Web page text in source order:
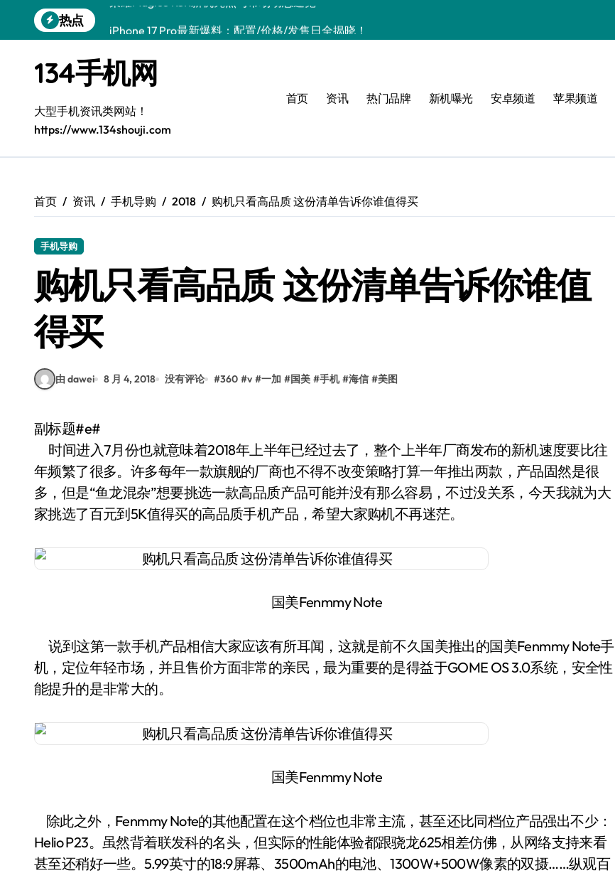
到
热点
小米17最新动态+手机管家速递
iPhone 17全解析：新功能、顶配与发布日
三星W26最新亮点与实用技巧全解析
iPhone 17 Pro抢先剧透！售后员揭秘实用新功能
三星S26 Ultra到店速览：未来科技体验抢先知！
134手机网
大型手机资讯类网站！
https://www.134shouji.com
首页 资讯 热门品牌 新机曝光 安卓频道 苹果频道
首页 资讯 手机导购 2018 购机只看高品质 这份清单告诉你谁值得买
手机导购
购机只看高品质 这份清单告诉你谁值
得买
由 dawei 8 月 4, 2018 没有评论 #360 #v #一加 #国美 #手机 #海信 #美图
副标题#e#
时间进入7月份也就意味着2018年上半年已经过去了，整个上半年厂商发布的新机速度要比往
年频繁了很多。许多每年一款旗舰的厂商也不得不改变策略打算一年推出两款，产品固然是很
多，但是“鱼龙混杂”想要挑选一款高品质产品可能并没有那么容易，不过没关系，今天我就为大
家挑选了百元到5K值得买的高品质手机产品，希望大家购机不再迷茫。
国美Fenmmy Note
说到这第一款手机产品相信大家应该有所耳闻，这就是前不久国美推出的国美Fenmmy Note手
机，定位年轻市场，并且售价方面非常的亲民，最为重要的是得益于GOME OS 3.0系统，安全性
能提升的是非常大的。
国美Fenmmy Note
除此之外，Fenmmy Note的其他配置在这个档位也非常主流，甚至还比同档位产品强出不少：
Helio P23。虽然背着联发科的名头，但实际的性能体验都跟骁龙625相差仿佛，从网络支持来看
甚至还稍好一些。5.99英寸的18:9屏幕、3500mAh的电池、1300W+500W像素的双摄……纵观百